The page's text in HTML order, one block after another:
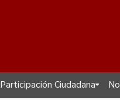
Participación Ciudadana